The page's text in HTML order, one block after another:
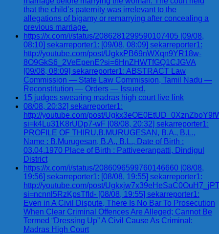
that the child’s paternity was irrelevant to the
allegations of bigamy or remarrying after concealing a
previous marriage.
https://x.com/i/status/2086281299590107405 [09/08,
08:10] sekarreporter1: [09/08, 08:09] sekarreporter1:
http://youtube.com/post/UgkxPB69nWXqn9YR18w-
8O9GkS6_2VeEpenE?si=6HnZHWTfGQ1CJGVA
[09/08, 08:09] sekarreporter1: ABSTRACT Law
Commission — State Law Commission, Tamil Nadu —
Reconstitution — Orders — Issued.
15 judges swearing madras high court live link
08/08, 20:32] sekarreporter1:
http://youtube.com/post/
si=k4Lu31K8rUDp7-wF [08/08, 20:32] sekarreporter1:
PROFILE OF THIRU.B.MURUGESAN, B.A., B.L.,
Name : B.Murugesan, B.A., B.L., Date of Birth :
03.04.1970 Place of Birth : Pattiveeranpatti, Dindigul
District
https://x.com/i/status/2086096599760146660 [08/08,
19:56] sekarreporter1: [08/08, 19:55] sekarreporter1:
http://youtube.com/post/
si=ncnnl5RzKpsTfId- [08/08, 19:55] sekarreporter1:
Even in A Civil Dispute, There Is No Bar To Prosecution
When Clear Criminal Offences Are Alleged; Cannot Be
Termed “Dressing Up” A Civil Cause As Criminal:
Madras High Court